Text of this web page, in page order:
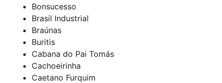
Bonsucesso
Brasil Industrial
Braúnas
Buritis
Cabana do Pai Tomás
Cachoeirinha
Caetano Furquim